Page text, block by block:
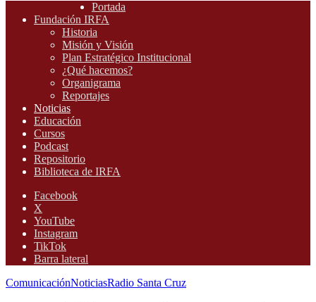
Portada
Fundación IRFA
Historia
Misión y Visión
Plan Estratégico Institucional
¿Qué hacemos?
Organigrama
Reportajes
Noticias
Educación
Cursos
Podcast
Repositorio
Biblioteca de IRFA
Facebook
X
YouTube
Instagram
TikTok
Barra lateral
ComunicaciónNoticiasRadio Santa Cruz